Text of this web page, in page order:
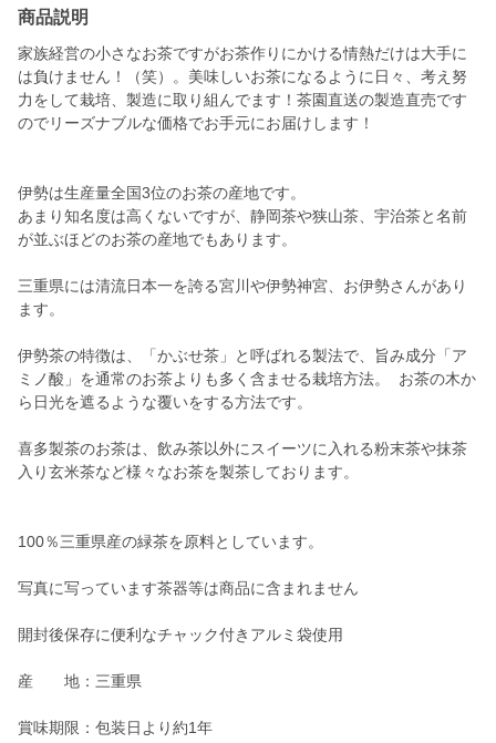
商品説明
家族経営の小さなお茶ですがお茶作りにかける情熱だけは大手に
は負けません！（笑）。美味しいお茶になるように日々、考え努
力をして栽培、製造に取り組んでます！茶園直送の製造直売です
のでリーズナブルな価格でお手元にお届けします！
伊勢は生産量全国3位のお茶の産地です。
あまり知名度は高くないですが、静岡茶や狭山茶、宇治茶と名前
が並ぶほどのお茶の産地でもあります。
三重県には清流日本一を誇る宮川や伊勢神宮、お伊勢さんがあり
ます。
伊勢茶の特徴は、「かぶせ茶」と呼ばれる製法で、旨み成分「ア
ミノ酸」を通常のお茶よりも多く含ませる栽培方法。 お茶の木か
ら日光を遮るような覆いをする方法です。
喜多製茶のお茶は、飲み茶以外にスイーツに入れる粉末茶や抹茶
入り玄米茶など様々なお茶を製茶しております。
100％三重県産の緑茶を原料としています。
写真に写っています茶器等は商品に含まれません
開封後保存に便利なチャック付きアルミ袋使用
産 地：三重県
賞味期限：包装日より約1年